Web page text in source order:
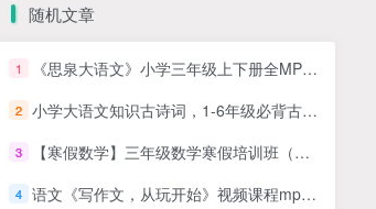
随机文章
1 《思泉大语文》小学三年级上下册全MP4视频+ PDF讲义课程，（可在线试看）
2 小学大语文知识古诗词，1-6年级必背古诗75首（原文+mp3音频）百度网盘下载
3 【寒假数学】三年级数学寒假培训班（勤思在线-王睿）
4 语文《写作文，从玩开始》视频课程mp4全6集